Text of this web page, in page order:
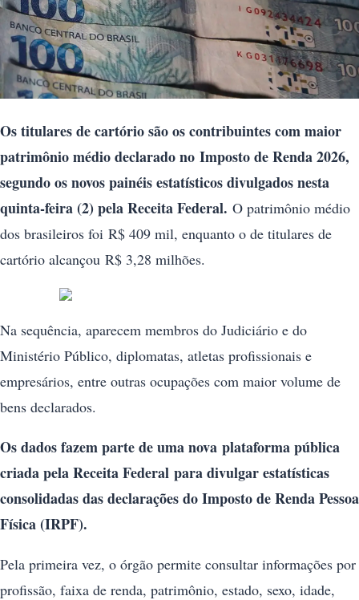
Os titulares de cartório são os contribuintes com maior
patrimônio médio declarado no Imposto de Renda 2026,
segundo os novos painéis estatísticos divulgados nesta
quinta-feira (2) pela Receita Federal. O patrimônio médio
dos brasileiros foi R$ 409 mil, enquanto o de titulares de
cartório alcançou R$ 3,28 milhões.
Na sequência, aparecem membros do Judiciário e do
Ministério Público, diplomatas, atletas profissionais e
empresários, entre outras ocupações com maior volume de
bens declarados.
Os dados fazem parte de uma nova plataforma pública
criada pela Receita Federal para divulgar estatísticas
consolidadas das declarações do Imposto de Renda Pessoa
Física (IRPF).
Pela primeira vez, o órgão permite consultar informações por
profissão, faixa de renda, patrimônio, estado, sexo, idade,